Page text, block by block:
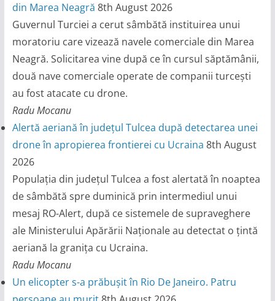
din Marea Neagră 8th August 2026
Guvernul Turciei a cerut sâmbătă instituirea unui
moratoriu care vizează navele comerciale din Marea
Neagră. Solicitarea vine după ce în cursul săptămânii,
două nave comerciale operate de companii turcești
au fost atacate cu drone.
Radu Mocanu
Alertă aeriană în județul Tulcea după detectarea unei
drone în apropierea frontierei cu Ucraina 8th August
2026
Populația din județul Tulcea a fost alertată în noaptea
de sâmbătă spre duminică prin intermediul unui
mesaj RO-Alert, după ce sistemele de supraveghere
ale Ministerului Apărării Naționale au detectat o țintă
aeriană la granița cu Ucraina.
Radu Mocanu
Un elicopter s-a prăbușit în Rio De Janeiro. Patru